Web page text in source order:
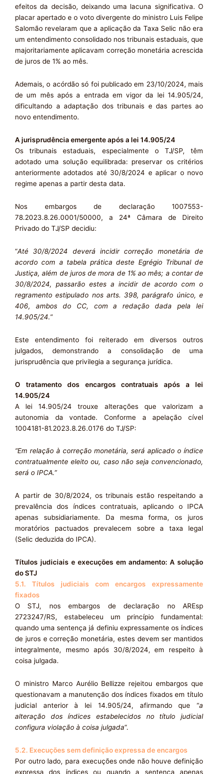
efeitos da decisão, deixando uma lacuna significativa. O
placar apertado e o voto divergente do ministro Luis Felipe
Salomão revelaram que a aplicação da Taxa Selic não era
um entendimento consolidado nos tribunais estaduais, que
majoritariamente aplicavam correção monetária acrescida
de juros de 1% ao mês.
Ademais, o acórdão só foi publicado em 23/10/2024, mais
de um mês após a entrada em vigor da lei 14.905/24,
dificultando a adaptação dos tribunais e das partes ao
novo entendimento.
A jurisprudência emergente após a lei 14.905/24
Os tribunais estaduais, especialmente o TJ/SP, têm
adotado uma solução equilibrada: preservar os critérios
anteriormente adotados até 30/8/2024 e aplicar o novo
regime apenas a partir desta data.
Nos embargos de declaração 1007553-
78.2023.8.26.0001/50000, a 24ª Câmara de Direito
Privado do TJ/SP decidiu:
“Até 30/8/2024 deverá incidir correção monetária de
acordo com a tabela prática deste Egrégio Tribunal de
Justiça, além de juros de mora de 1% ao mês; a contar de
30/8/2024, passarão estes a incidir de acordo com o
regramento estipulado nos arts. 398, parágrafo único, e
406, ambos do CC, com a redação dada pela lei
14.905/24.“
Este entendimento foi reiterado em diversos outros
julgados, demonstrando a consolidação de uma
jurisprudência que privilegia a segurança jurídica.
O tratamento dos encargos contratuais após a lei
14.905/24
A lei 14.905/24 trouxe alterações que valorizam a
autonomia da vontade. Conforme a apelação cível
1004181-81.2023.8.26.0176 do TJ/SP:
“Em relação à correção monetária, será aplicado o índice
contratualmente eleito ou, caso não seja convencionado,
será o IPCA.”
A partir de 30/8/2024, os tribunais estão respeitando a
prevalência dos índices contratuais, aplicando o IPCA
apenas subsidiariamente. Da mesma forma, os juros
moratórios pactuados prevalecem sobre a taxa legal
(Selic deduzida do IPCA).
Títulos judiciais e execuções em andamento: A solução
do STJ
5.1. Títulos judiciais com encargos expressamente
fixados
O STJ, nos embargos de declaração no AREsp
2723247/RS, estabeleceu um princípio fundamental:
quando uma sentença já definiu expressamente os índices
de juros e correção monetária, estes devem ser mantidos
integralmente, mesmo após 30/8/2024, em respeito à
coisa julgada.
O ministro Marco Aurélio Bellizze rejeitou embargos que
questionavam a manutenção dos índices fixados em título
judicial anterior à lei 14.905/24, afirmando que “a
alteração dos índices estabelecidos no título judicial
configura violação à coisa julgada“.
5.2. Execuções sem definição expressa de encargos
Por outro lado, para execuções onde não houve definição
expressa dos índices ou quando a sentença apenas